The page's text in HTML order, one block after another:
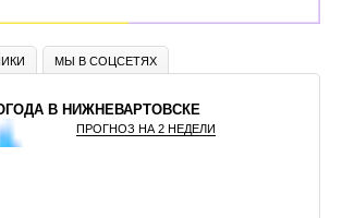
МЫ В СОЦСЕТЯХ
В НИЖНЕВАРТОВСКЕ
ПРОГНОЗ НА 2 НЕДЕЛИ